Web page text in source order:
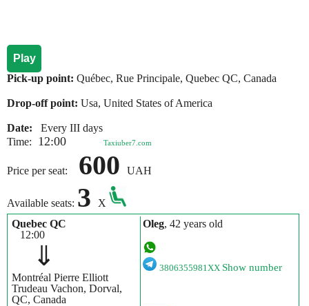
Play
Pick-up point: Québec, Rue Principale, Quebec QC, Canada
Drop-off point: Usa, United States of America
Date:
Every III days
Time:
12:00 Taxiuber7.com
Price per seat: 600 UAH
Available seats: 3
X
Quebec QC
12:00
⇓
Montréal Pierre Elliott
Trudeau Vachon, Dorval,
QC, Canada
Oleg, 42 years old
3806355981XX Show number